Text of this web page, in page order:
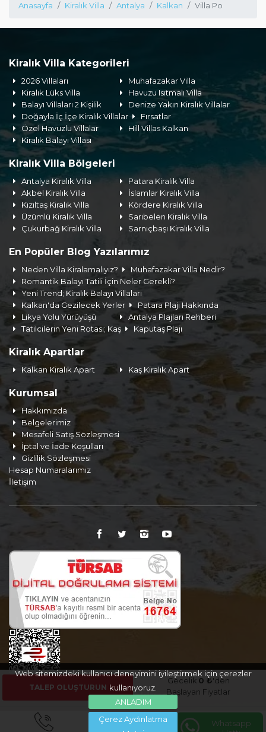
Anasayfa Kiralık Villa Antalya Kalkan Villa Po
Kiralık Villa Kategorileri
2026 Villaları
Muhafazakar Villa
Kiralık Lüks Villa
Havuzu Isıtmalı Villa
Balayı Villaları 2 Kişilik
Denize Yakın Kiralık Villalar
Doğayla İç İçe Kiralık Villalar
Fırsatlar
Özel Havuzlu Villalar
Hill Villas Kalkan
Kiralık Balayı Villası
Kiralık Villa Bölgeleri
Antalya Kiralık Villa
Patara Kiralık Villa
Akbel Kiralık Villa
İslamlar Kiralık Villa
Kızıltaş Kiralık Villa
Kördere Kiralık Villa
Üzümlü Kiralık Villa
Sarıbelen Kiralık Villa
Çukurbağ Kiralık Villa
Sarnıçbaşı Kiralık Villa
En Popüler Blog Yazılarımız
Neden Villa Kiralamalıyız?
Muhafazakar Villa Nedir?
Romantik Balayı Tatili İçin Neler Gerekli?
Yeni Trend; Kiralık Balayı Villaları
Kalkan'da Gezilecek Yerler
Patara Plajı Hakkında
Likya Yolu Yürüyüşü
Antalya Plajları Rehberi
Tatilcilerin Yeni Rotası; Kaş
Kaputaş Plajı
Kiralık Apartlar
Kalkan Kiralık Apart Kaş Kiralık Apart
Kurumsal
Hakkımızda
Belgelerimiz
Mesafeli Satış Sözleşmesi
İptal ve İade Koşulları
Gizlilik Sözleşmesi
Hesap Numaralarımız
İletişim
Web sitemizdeki kullanıcı deneyimini iyileştirmek için çerezler
kullanıyoruz.
ANLADIM
Çerez Aydınlatma
TALEP OLUŞTURUN
Gecelik 0 ₺'den
Başlayan Fiyatlar
Whatsapp